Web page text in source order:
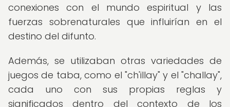
conexiones con el mundo espiritual y las
fuerzas sobrenaturales que influirían en el
destino del difunto.
Además, se utilizaban otras variedades de
juegos de taba, como el "ch'illay" y el "challay",
cada uno con sus propias reglas y
significados dentro del contexto de los